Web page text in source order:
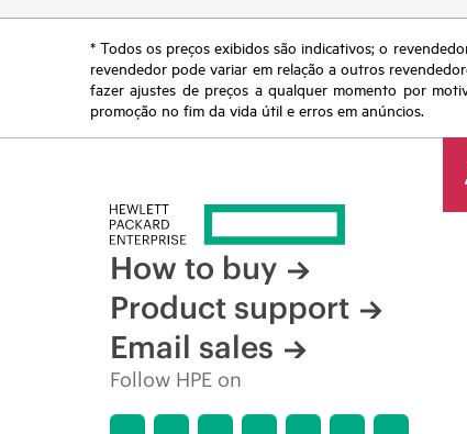
* Todos os preços exibidos são indicativos; o
revendedor pode variar em relação a outros
fazer ajustes de preços a qualquer momento por
promoção no fim da vida útil e erros em anúncios.
How to buy
Product support
Email sales
Follow HPE on